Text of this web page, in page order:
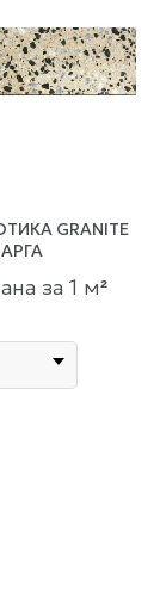
GRANITE
за 1 м²